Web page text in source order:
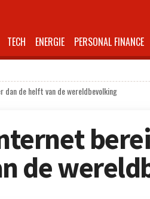
TECH ENERGIE PERSONAL FINANCE
dan de helft van de wereldbevolking
de